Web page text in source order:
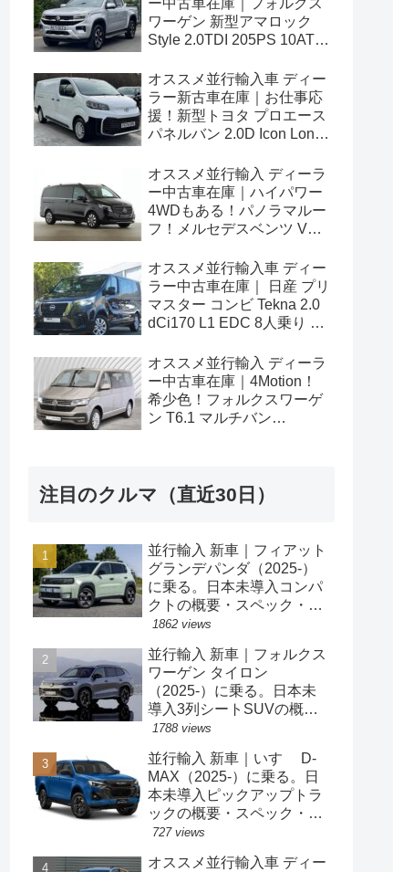
ー中古車在庫｜フォルクス
ワーゲン 新型アマロック
Style 2.0TDI 205PS 10AT
オススメ並行輸入車 ディー
ラー新古車在庫｜お仕事応
援！新型トヨタ プロエース
パネルバン 2.0D Icon Long
オススメ並行輸入 ディーラ
ー中古車在庫｜ハイパワー
4WDもある！パノラマルー
フ！メルセデスベンツ Vク
ロング 4Matic 9G-Tronic 左
ハンドル
オススメ並行輸入車 ディー
ラー中古車在庫｜ 日産 プリ
マスター コンビ Tekna 2.0
dCi170 L1 EDC 8人乗り 左
オススメ並行輸入 ディーラ
ー中古車在庫｜4Motion！
希少色！フォルクスワーゲ
ン T6.1 マルチバン
注目のクルマ（直近30日）
並行輸入 新車｜フィアット
グランデパンダ（2025-）
に乗る。日本未導入コンパ
クトの概要・スペック・価
格の情報。
1862 views
並行輸入 新車｜フォルクス
ワーゲン タイロン
（2025-）に乗る。日本未
導入3列シートSUVの概
要・スペック・価格の情
1788 views
並行輸入 新車｜いすゞ D-
MAX（2025-）に乗る。日
本未導入ピックアップトラ
ックの概要・スペック・価
格の情報。
727 views
オススメ並行輸入車 ディー